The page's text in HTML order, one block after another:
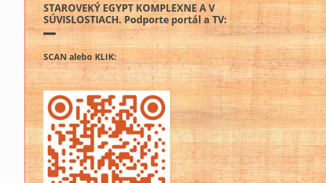
STAROVEKÝ EGYPT KOMPLEXNE A V
SÚVISLOSTIACH. Podporte portál a TV:
SCAN alebo KLIK: